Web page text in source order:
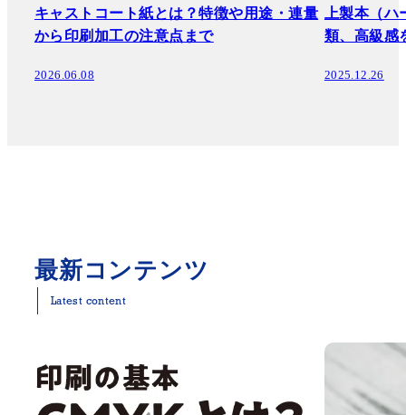
キャストコート紙とは？特徴や用途・連量
から印刷加工の注意点まで
2026.06.08
上製本（
類、高級感
2025.12.26
最新コンテンツ
Latest content